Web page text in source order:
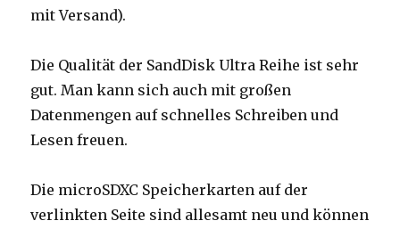
mit Versand).
Die Qualität der SandDisk Ultra Reihe ist sehr
gut. Man kann sich auch mit großen
Datenmengen auf schnelles Schreiben und
Lesen freuen.
Die microSDXC Speicherkarten auf der
verlinkten Seite sind allesamt neu und können